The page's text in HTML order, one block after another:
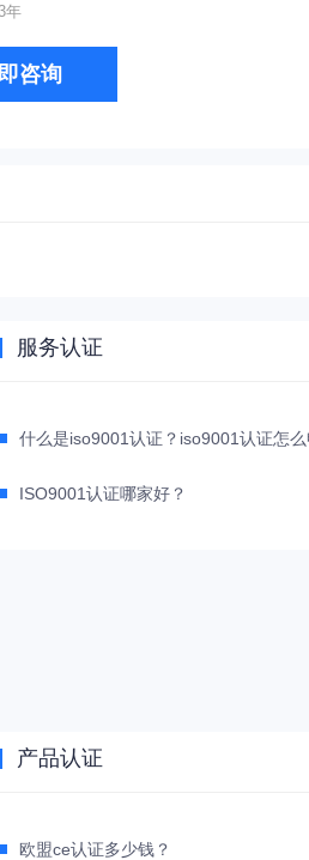
3年
咨询
服务认证
ISO9001认证哪家好？
产品认证
欧盟ce认证多少钱？